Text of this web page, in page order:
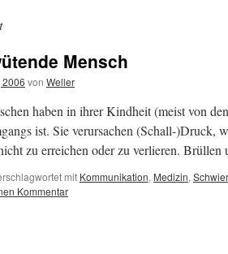
Mensch
2006 von Weller
haben in ihrer Kindheit (meist von
ist. Sie verursachen (Schall-)Druck,
zu erreichen oder zu verlieren.
mit Kommunikation, Medizin,
Kommentar